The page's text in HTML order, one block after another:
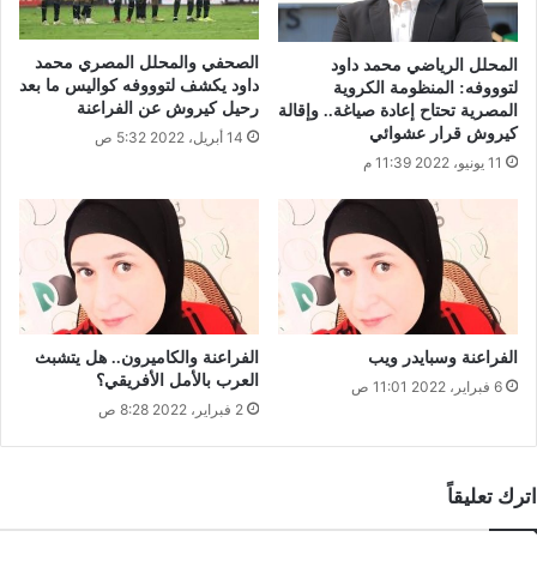
المحلل الرياضي محمد داود
لتوووفه: المنظومة الكروية
المصرية تحتاح إعادة صياغة.. وإقالة
كيروش قرار عشوائي
11 يونيو، 2022 11:39 م
الصحفي والمحلل المصري محمد
داود يكشف لتوووفه كواليس ما بعد
رحيل كيروش عن الفراعنة
14 أبريل، 2022 5:32 ص
الفراعنة وسبايدر ويب
6 فبراير، 2022 11:01 ص
الفراعنة والكاميرون.. هل يتشبث
العرب بالأمل الأفريقي؟
2 فبراير، 2022 8:28 ص
اترك تعليقاً